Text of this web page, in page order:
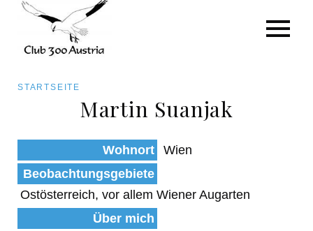
zum
Inhalt
Pfadnavigation
STARTSEITE
Martin Suanjak
Wohnort
Wien
Beobachtungsgebiete
Ostösterreich, vor allem Wiener Augarten
Über mich
Art/Species
Status
Kategorie für die Österreich-Liste
Beobachtungen